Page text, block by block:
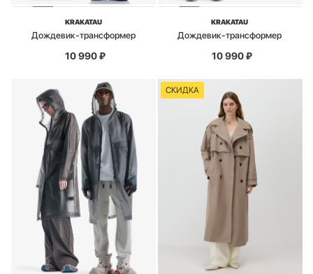
KRAKATAU
Дождевик-трансформер
10 990₽
KRAKATAU
Дождевик-трансформер
10 990₽
СКИДКА